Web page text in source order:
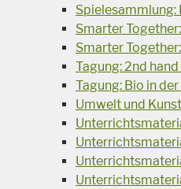
Spielesammlung:
Smarter
Smarter
Tagung: 2nd
Tagung: Bio in
Umwelt und Kunst